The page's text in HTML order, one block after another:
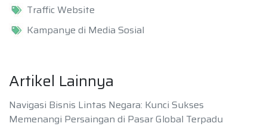
Traffic Website
Kampanye di Media Sosial
Artikel Lainnya
Navigasi Bisnis Lintas Negara: Kunci Sukses
Memenangi Persaingan di Pasar Global Terpadu